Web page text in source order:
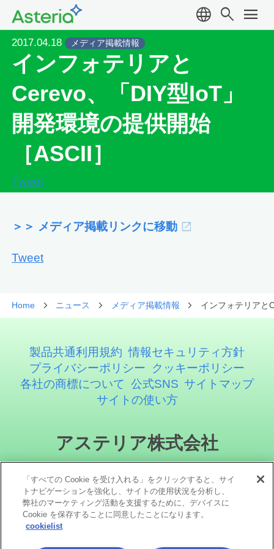
language search menu
2017.04.18 メディア掲載情報
インフォテリアと
Cerevo、「DIY型IoT」
開発環境の提供開始
［ASCII］
Tweet
＞＞ メディア掲載リンクに移動
Tweet
Home ニュース メディア掲載情報 インフォテリアと
製品共通利用規約 情報セキュリティ方針
プライバシーポリシー
クッキーポリシー
各社の商標について 公式SNS サイトマップ
サイトの使い方
アステリア株式会社
「すべての Cookie を受け入れる」をクリックすると、サイ
トナビゲーションを強化し、サイトの使用状況を分析し、
弊社のマーケティング活動を支援するために、デバイスに
Cookie を保存することに同意したことになります。
cookielist